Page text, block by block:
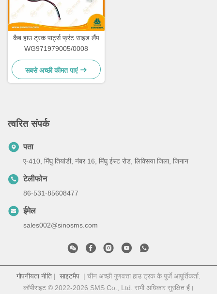
कैब हाउ ट्रक पार्ट्स फ्रंट साइड लैंप
WG971979005/0008
सबसे अच्छी कीमत पाएं
त्वरित संपर्क
पता
ए-410, मिंघु तियांडी, नंबर 16, मिंघु ईस्ट रोड, लिक्सिया जिला, जिनान
टेलीफोन
86-531-85608477
ईमेल
sales002@sinosms.com
गोपनीयता नीति | साइटमैप | चीन अच्छी गुणवत्ता हाउ ट्रक के पुर्जे आपूर्तिकर्ता.
कॉपीराइट © 2022-2026 SMS Co., Ltd. सभी अधिकार सुरक्षित हैं।